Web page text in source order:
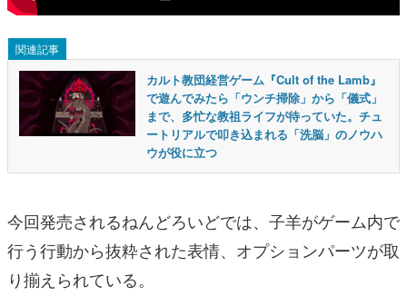
関連記事
カルト教団経営ゲーム『Cult of the Lamb』
で遊んでみたら「ウンチ掃除」から「儀式」
まで、多忙な教祖ライフが待っていた。チュ
ートリアルで叩き込まれる「洗脳」のノウハ
ウが役に立つ
今回発売されるねんどろいどでは、子羊がゲーム内で
行う行動から抜粋された表情、オプションパーツが取
り揃えられている。